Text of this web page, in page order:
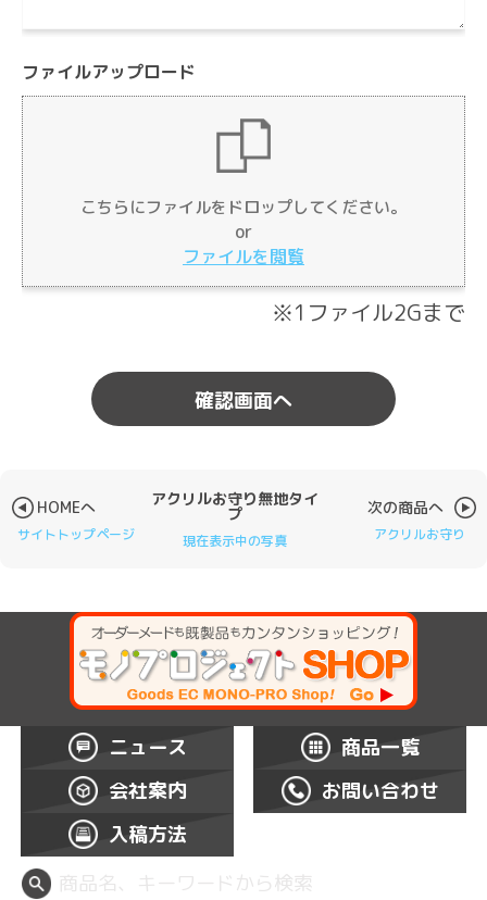
ファイルアップロード
Drag & Drop Files Here
or
Browse Files
こちらにファイルをドロップしてください。
or
ファイルを閲覧
※1ファイル2Gまで
HOMEへ
サイトトップページ
アクリルお守り無地タイ
プ
現在表示中の写真
次の商品へ
アクリルお守り
ニュース
商品一覧
会社案内
お問い合わせ
入稿方法